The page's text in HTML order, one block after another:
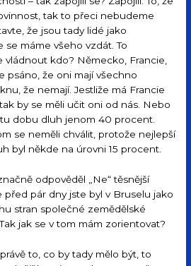
tak to přeci nebudeme
že jsou tady lidé jako
se máme všeho vzdát. To
vládnout kdo? Německo, Francie,
psáno, že oni mají všechno
že nemají. Jestliže má Francie
by se měli učit oni od nás. Nebo
dobu dluh jenom 40 procent.
se neměli chválit, protože nejlepší
byl někde na úrovni 15 procent.
odpověděl „Ne“ těsnější
před pár dny jste byl v Bruselu jako
stran společné zemědělské
jak se v tom mám zorientovat?
to, co by tady mělo být, to